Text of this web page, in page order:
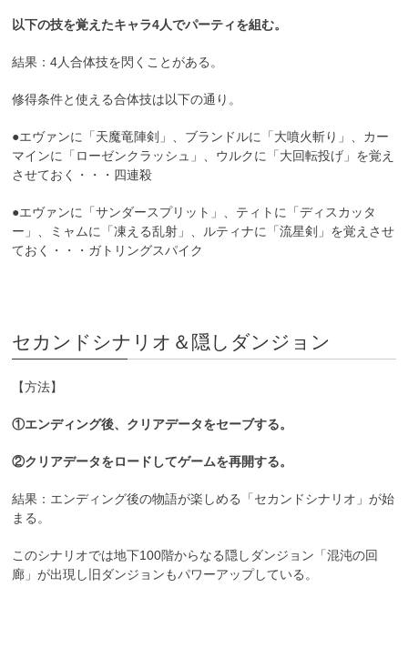
以下の技を覚えたキャラ4人でパーティを組む。
結果：4人合体技を閃くことがある。
修得条件と使える合体技は以下の通り。
●エヴァンに「天魔竜陣剣」、ブランドルに「大噴火斬り」、カー
マインに「ローゼンクラッシュ」、ウルクに「大回転投げ」を覚え
させておく・・・四連殺
●エヴァンに「サンダースプリット」、ティトに「ディスカッタ
ー」、ミャムに「凍える乱射」、ルティナに「流星剣」を覚えさせ
ておく・・・ガトリングスパイク
セカンドシナリオ＆隠しダンジョン
【方法】
①エンディング後、クリアデータをセーブする。
②クリアデータをロードしてゲームを再開する。
結果：エンディング後の物語が楽しめる「セカンドシナリオ」が始
まる。
このシナリオでは地下100階からなる隠しダンジョン「混沌の回
廊」が出現し旧ダンジョンもパワーアップしている。